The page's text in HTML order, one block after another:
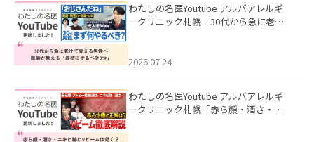
わたしの名医Youtube アルバアレルギ
ークリニック札幌「30代から急に老け
た。
2026.07.24
わたしの名医Youtube アルバアレルギ
ークリニック札幌「赤ら顔・酒さ・ニ